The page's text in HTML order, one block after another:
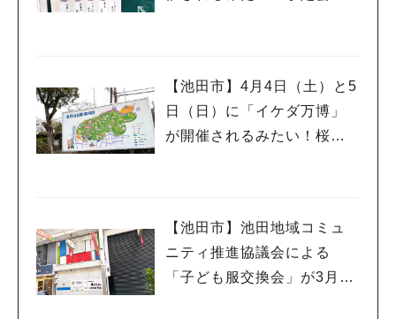
【池田市】4月4日（土）と5
日（日）に「イケダ万博」
が開催されるみたい！桜も
【池田市】池田地域コミュ
ニティ推進協議会による
「子ども服交換会」が3月29
#今週どこいく？#自然とふれあう